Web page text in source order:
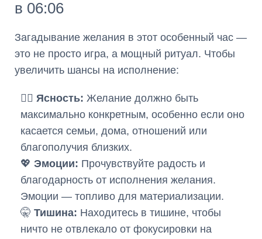
в 06:06
Загадывание желания в этот особенный час —
это не просто игра, а мощный ритуал. Чтобы
увеличить шансы на исполнение:
🧘‍♀️ Ясность: Желание должно быть
максимально конкретным, особенно если оно
касается семьи, дома, отношений или
благополучия близких.
💖 Эмоции: Прочувствуйте радость и
благодарность от исполнения желания.
Эмоции — топливо для материализации.
🤫 Тишина: Находитесь в тишине, чтобы
ничто не отвлекало от фокусировки на